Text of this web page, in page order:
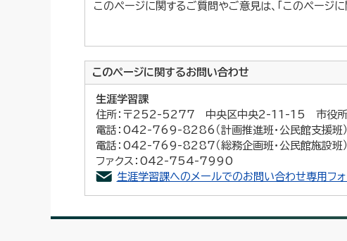
このページに関するご質問やご意見は、「このページ
このページに関するお問い合わせ
生涯学習課
住所：〒252-5277 中央区中央2-11-15 市役所
電話：042-769-8286（計画推進班・公民館支援班）
電話：042-769-8287（総務企画班・公民館施設班）
ファクス：042-754-7990
生涯学習課へのメールでのお問い合わせ専用フ